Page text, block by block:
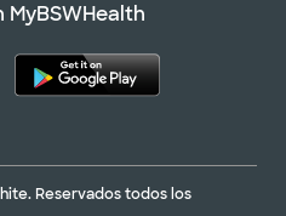
Reservados todos los